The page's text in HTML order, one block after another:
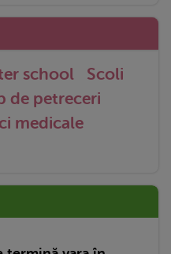
school
Scoli
de petreceri
medicale